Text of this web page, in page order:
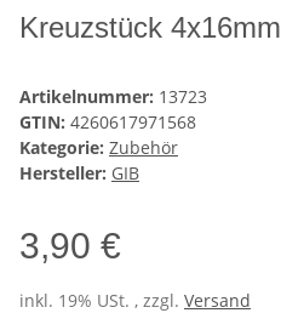
Kreuzstück 4x16mm
Artikelnummer: 13723
GTIN: 4260617971568
Kategorie: Zubehör
Hersteller: GIB
3,90 €
inkl. 19% USt. , zzgl. Versand